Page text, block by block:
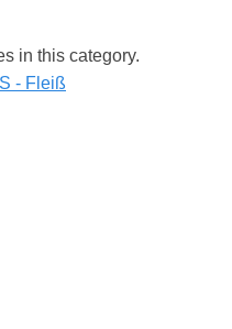
in this category.